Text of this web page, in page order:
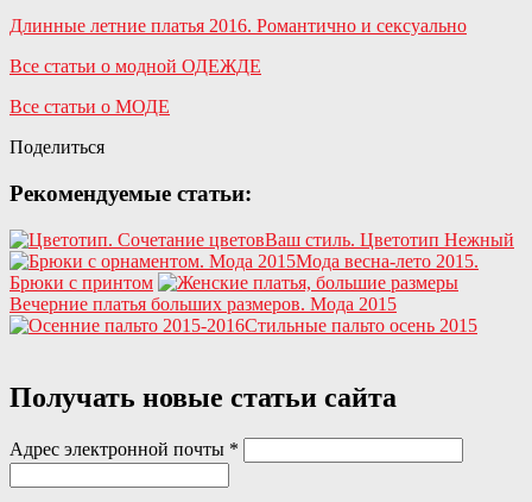
Длинные летние платья 2016. Романтично и сексуально
Все статьи о модной ОДЕЖДЕ
Все статьи о МОДЕ
Поделиться
Рекомендуемые статьи:
Ваш стиль. Цветотип Нежный
Мода весна-лето 2015.
Брюки с принтом
Вечерние платья больших размеров. Мода 2015
Стильные пальто осень 2015
Получать новые статьи сайта
Адрес электронной почты *